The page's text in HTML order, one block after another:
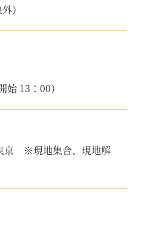
）
13：00）
京 ※現地集合、現地解